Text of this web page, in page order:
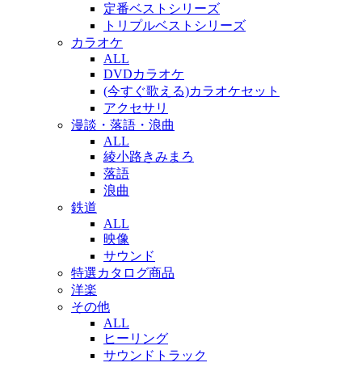
定番ベストシリーズ
トリプルベストシリーズ
カラオケ
ALL
DVDカラオケ
(今すぐ歌える)カラオケセット
アクセサリ
漫談・落語・浪曲
ALL
綾小路きみまろ
落語
浪曲
鉄道
ALL
映像
サウンド
特選カタログ商品
洋楽
その他
ALL
ヒーリング
サウンドトラック